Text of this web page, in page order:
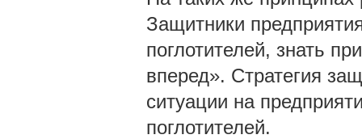
Защитники
поглотителей, знать
вперед». Стратегия
ситуации на
поглотителей.